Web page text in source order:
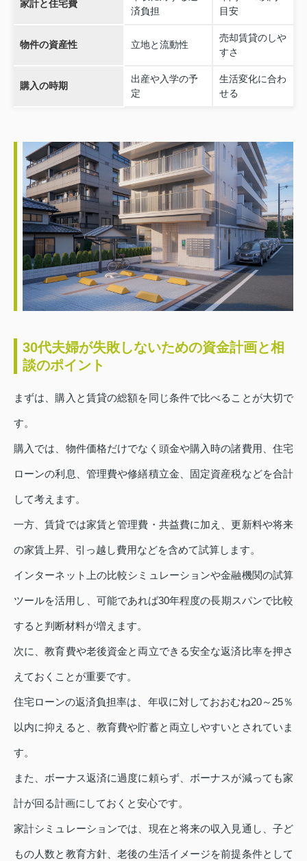
家計と住宅費
済負担
目安
物件の資産性 立地と流動性
売却賃貸のしや
すさ
購入の時期
出産や入学の予
定
生活変化に合わ
せる
30代夫婦が失敗しないための資金計画と相
談のポイント
まずは、購入と賃貸の総額を同じ条件で比べることが大切で
す。
購入では、物件価格だけでなく頭金や購入時の諸費用、住宅
ローンの利息、管理費や修繕積立金、固定資産税などを合計
して考えます。
一方、賃貸では家賃と管理費・共益費に加え、更新料や将来
の家賃上昇、引っ越し費用などを含めて試算します。
インターネット上の比較シミュレーションや金融機関の試算
ツールを活用し、可能であれば30年程度の長期スパンで比較
すると判断材料が増えます。
次に、教育費や老後資金と両立できる安全な返済比率を押さ
えておくことが重要です。
住宅ローンの返済負担率は、年収に対しておおむね20～25％
以内に抑えると、教育費や貯蓄と両立しやすいとされていま
す。
また、ボーナス返済に過度に頼らず、ボーナスが減っても家
計が回る計画にしておくと安心です。
家計シミュレーションでは、現在と将来の収入見通し、子ど
もの人数と教育方針、老後の生活イメージを前提条件として